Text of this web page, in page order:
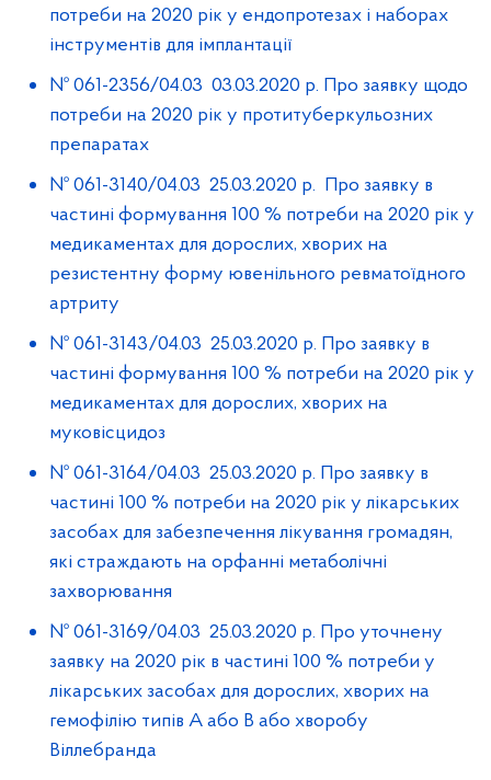
потреби на 2020 рік у ендопротезах і наборах
інструментів для імплантації
№ 061-2356/04.03 03.03.2020 р. Про заявку щодо
потреби на 2020 рік у протитуберкульозних
препаратах
№ 061-3140/04.03 25.03.2020 р. Про заявку в
частині формування 100 % потреби на 2020 рік у
медикаментах для дорослих, хворих на
резистентну форму ювенільного ревматоїдного
артриту
№ 061-3143/04.03 25.03.2020 р. Про заявку в
частині формування 100 % потреби на 2020 рік у
медикаментах для дорослих, хворих на
муковісцидоз
№ 061-3164/04.03 25.03.2020 р. Про заявку в
частині 100 % потреби на 2020 рік у лікарських
засобах для забезпечення лікування громадян,
які страждають на орфанні метаболічні
захворювання
№ 061-3169/04.03 25.03.2020 р. Про уточнену
заявку на 2020 рік в частині 100 % потреби у
лікарських засобах для дорослих, хворих на
гемофілію типів А або В або хворобу
Віллебранда